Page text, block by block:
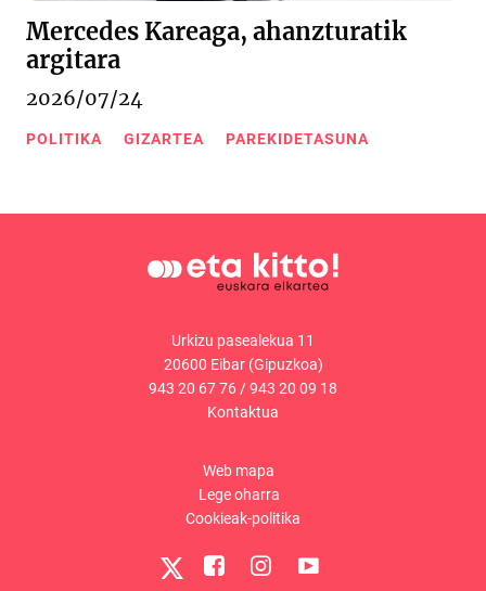
Mercedes Kareaga, ahanzturatik
argitara
2026/07/24
POLITIKA GIZARTEA PAREKIDETASUNA
Urkizu pasealekua 11
20600 Eibar (Gipuzkoa)
943 20 67 76/943 20 09 18
Kontaktua
Web mapa
Lege oharra
Cookieak-politika